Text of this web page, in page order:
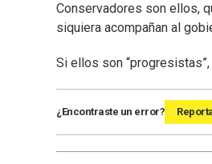
Conservadores son ellos,
siquiera acompañan al
Si ellos son
¿Encontraste un error?